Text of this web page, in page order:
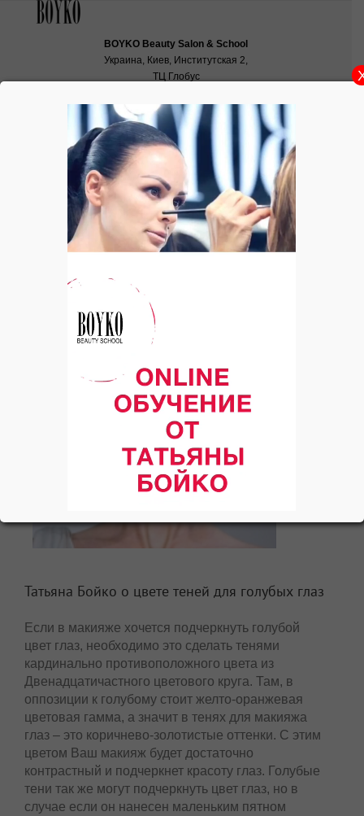
BOYKO Beauty Salon & School
Украина, Киев, Институтская 2,
ТЦ Глобус
Цвет теней для голубых глаз
Татьяна Бойко о цвете теней для голубых глаз
Если в макияже хочется подчеркнуть голубой
цвет глаз, необходимо это сделать тенями
кардинально противоположного цвета из
Двенадцатичастного цветового круга. Там, в
оппозиции к голубому стоит желто-оранжевая
цветовая гамма, а значит в тенях для макияжа
глаз – это коричнево-золотистые оттенки. С этим
цветом Ваш макияж будет достаточно
контрастный и подчеркнет красоту глаз. Голубые
тени так же могут подчеркнуть цвет глаз, но в
случае если он нанесен маленьким пятном